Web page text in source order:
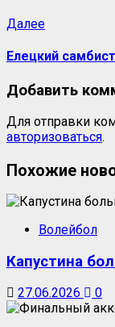
ДалееСледующая
Елецкий
Добавить
Для отправки
авторизоваться.
Похожие
Волейбол
Капустина
27.06.2026 0